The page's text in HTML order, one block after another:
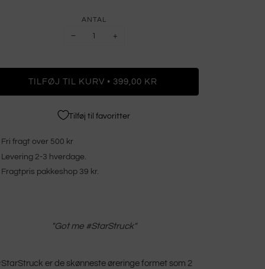
ANTAL
− +
TILFØJ TIL KURV • 399,00 KR
Tilføj til favoritter
Fri fragt over 500 kr
Levering 2-3 hverdage.
Fragtpris pakkeshop 39 kr.
"Got me #StarStruck"
er de skønneste øreringe formet som 2